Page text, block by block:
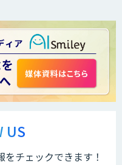
US
チェックできます！